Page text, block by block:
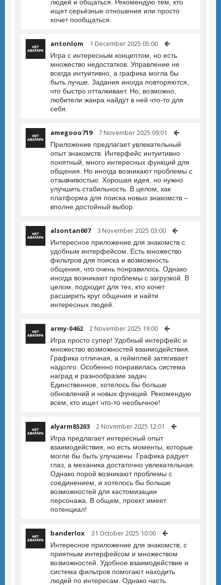
людей и общаться. Рекомендую тем, кто
ищет серьёзные отношения или просто
хочет пообщаться.
antonlom 1 December 2025 05:00
Игра с интересным концептом, но есть
множество недостатков. Управление не
всегда интуитивно, а графика могла бы
быть лучше. Задания иногда повторяются,
что быстро отталкивает. Но, возможно,
любители жанра найдут в ней что-то для
себя.
amegooo719 7 November 2025 09:01
Приложение предлагает увлекательный
опыт знакомств. Интерфейс интуитивно
понятный, много интересных функций для
общения. Но иногда возникают проблемы с
отзывчивостью. Хорошая идея, но нужно
улучшить стабильность. В целом, как
платформа для поиска новых знакомств –
вполне достойный выбор.
alsontan607 3 November 2025 03:00
Интересное приложение для знакомств с
удобным интерфейсом. Есть множество
фильтров для поиска и возможность
общения, что очень понравилось. Однако
иногда возникают проблемы с загрузкой. В
целом, подходит для тех, кто хочет
расширить круг общения и найти
интересных людей.
army-0462 2 November 2025 19:00
Игра просто супер! Удобный интерфейс и
множество возможностей взаимодействия.
Графика отличная, а геймплей затягивает
надолго. Особенно понравилась система
наград и разнообразие задач.
Единственное, хотелось бы больше
обновлений и новых функций. Рекомендую
всем, кто ищет что-то необычное!
alyarm85203 2 November 2025 12:01
Игра предлагает интересный опыт
взаимодействия, но есть моменты, которые
могли бы быть улучшены. Графика радует
глаз, а механика достаточно увлекательная.
Однако порой возникают проблемы с
соединением, и хотелось бы больше
возможностей для кастомизации
персонажа. В общем, проект имеет
потенциал!
banderlox 31 October 2025 10:00
Интересное приложение для знакомств, с
приятным интерфейсом и множеством
возможностей. Удобное взаимодействие и
система фильтров помогают находить
людей по интересам. Однако часть